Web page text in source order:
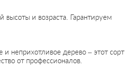
и возраста. Гарантируем
неприхотливое дерево – этот сорт
от профессионалов.